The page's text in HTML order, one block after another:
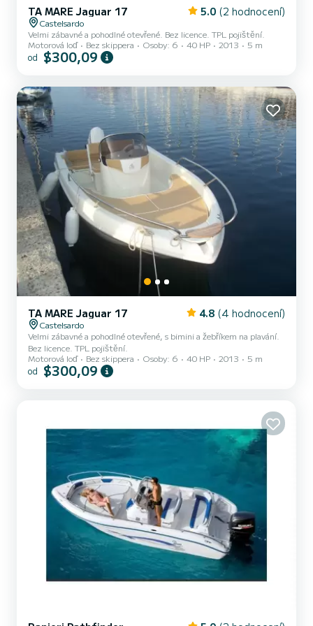
TA MARE Jaguar 17 5.0 (2 hodnocení)
Castelsardo
Velmi zábavné a pohodlné otevřené. Bez licence. TPL pojištění.
Motorová loď
Bez skippera Osoby: 6 40 HP 2013 5 m
od $300,09
TA MARE Jaguar 17 4.8 (4 hodnocení)
Castelsardo
Velmi zábavné a pohodlné otevřené, s bimini a žebříkem na plavání.
Bez licence. TPL pojištění.
Motorová loď
Bez skippera Osoby: 6 40 HP 2013 5 m
od $300,09